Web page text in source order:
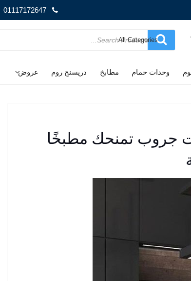
01117172647
Search
for
وحدات حمام مطابخ دريسنج روم عروض
تمنحك مطبخًا